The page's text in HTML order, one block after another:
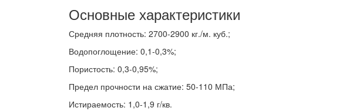
Основные характеристики
Средняя плотность: 2700-2900 кг./м. куб.;
Водопоглощение: 0,1-0,3%;
Пористость: 0,3-0,95%;
Предел прочности на сжатие: 50-110 МПа;
Истираемость: 1,0-1,9 г/кв.